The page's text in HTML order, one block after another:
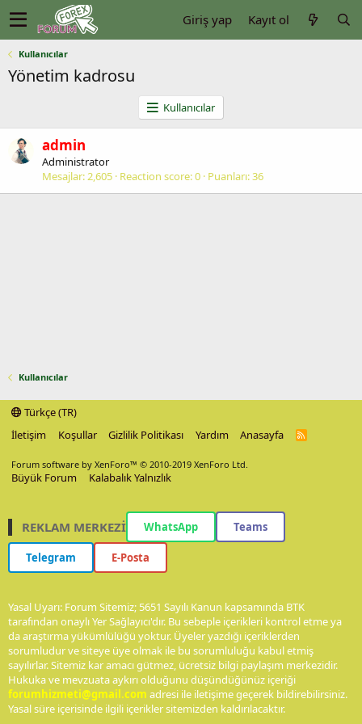
Giriş yap Kayıt ol
Kullanıcılar
Yönetim kadrosu
Kullanıcılar
admin
Administrator
Mesajlar 2,605 Reaction score 0 Puanları 36
Kullanıcılar
Türkçe (TR)
İletişim
Koşullar Gizlilik Politikası Yardım Anasayfa
R
Forum software by XenForo™ © 2010-2019 XenForo Ltd.
Büyük Forum Kalabalık Yalnızlık
REKLAM MERKEZİ WhatsApp Teams
Telegram E-Posta
Yasal Uyarı: Forum Sitemiz; 5651 Sayılı Kanun kapsamında BTK
tarafından onaylı Yer Sağlayıcı'dır. Bu sebeple içerikleri kontrol etme ya
da araştırma yükümlülüğü yoktur. Üyeler yazdığı içeriklerden
sorumludur ve siteye üye olmak ile bu sorumluluğu kabul etmiş
sayılırlar. Sitemiz kar amacı gütmez, ücretsiz bilgi paylaşım merkezidir.
Hukuka ve mevzuata aykırı olduğunu düşündüğünüz içeriği
forumhizmeti@gmail.com adresi ile iletişime geçerek bildirebilirsiniz.
Yasal süre içerisinde ilgili içerikler sitemizden kaldırılacaktır.